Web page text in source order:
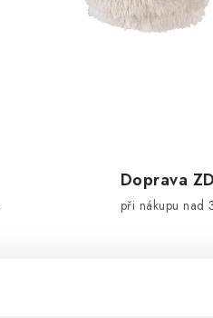
Doprava
při nákupu nad